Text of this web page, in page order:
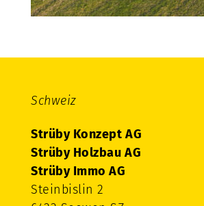
Schweiz
Strüby Konzept AG
Strüby Holzbau AG
Strüby Immo AG
Steinbislin 2